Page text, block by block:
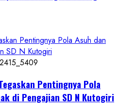
Pentingnya Pola Asuh dan
SD N Kutogiri
Pentingnya Pola
di Pengajian SD N Kutogiri